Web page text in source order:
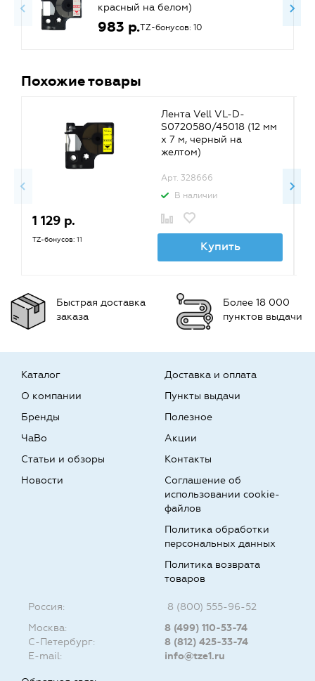
красный на белом)
983 р.TZ-бонусов: 10
Похожие товары
Лента Vell VL-D-
S0720580/45018 (12 мм
х 7 м, черный на
желтом)
Арт. 328666
В наличии
1 129 р.
TZ-бонусов: 11 Купить
Быстрая доставка
заказа
Более 18 000
пунктов выдачи
Каталог
О компании
Бренды
Доставка и оплата
Пункты выдачи
Полезное
ЧаВо
Статьи и обзоры
Новости
Акции
Контакты
Соглашение об
использовании cookie-
файлов
Политика обработки
персональных данных
Политика возврата
товаров
Россия:
8 (800) 555-96-52
Москва:
8 (499) 110-53-74
С-Петербург:
8 (812) 425-33-74
E-mail:
info@tze1.ru